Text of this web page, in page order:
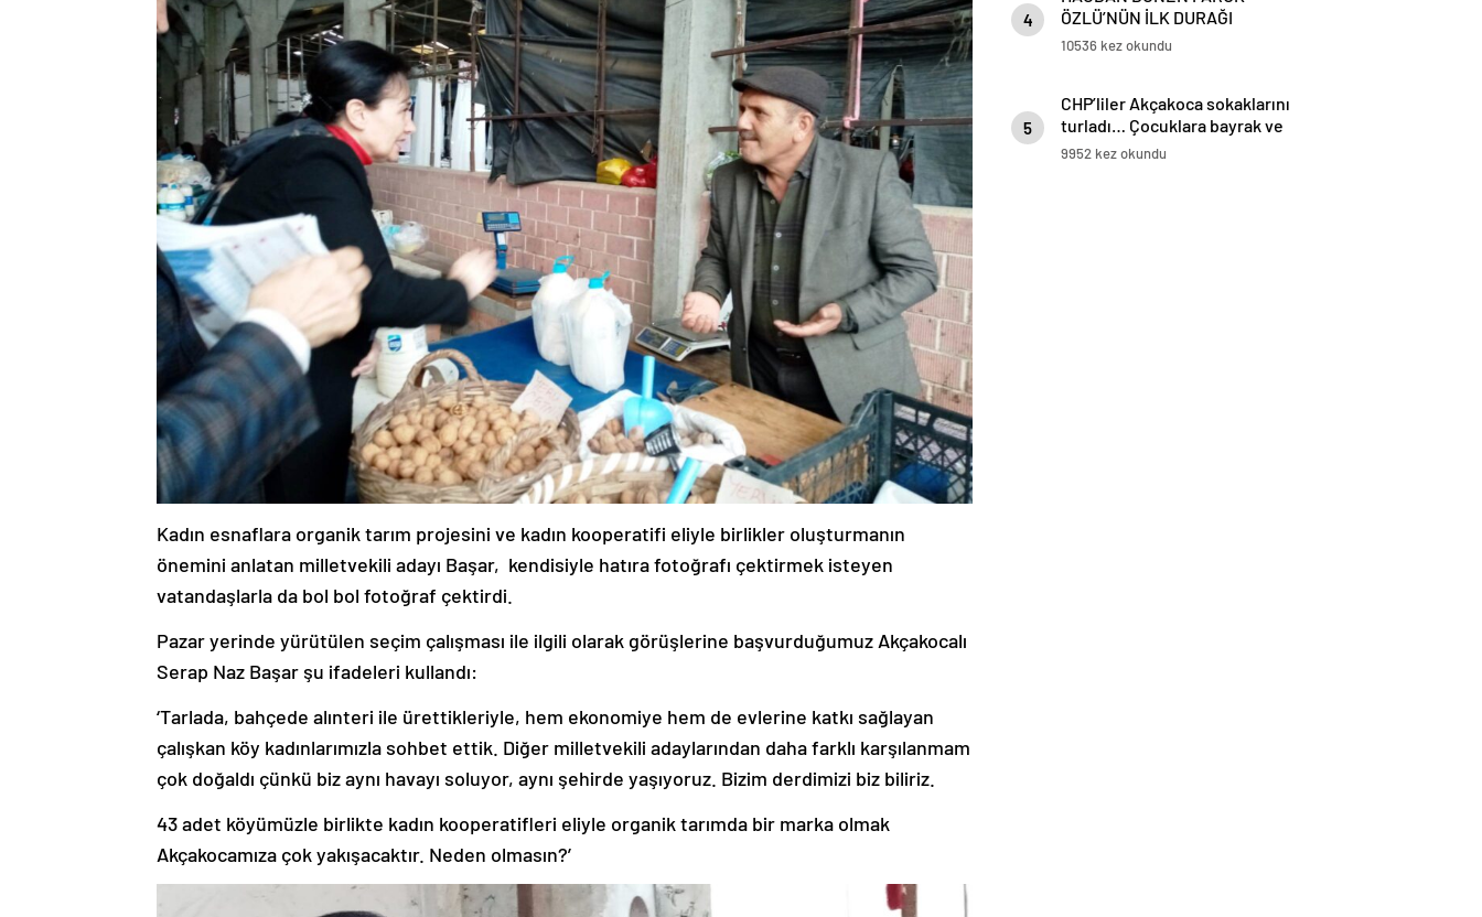
Kadın esnaflara organik tarım projesini ve kadın kooperatifi eliyle birlikler oluşturmanın
önemini anlatan milletvekili adayı Başar, kendisiyle hatıra fotoğrafı çektirmek isteyen
vatandaşlarla da bol bol fotoğraf çektirdi.
Pazar yerinde yürütülen seçim çalışması ile ilgili olarak görüşlerine başvurduğumuz Akçakocalı
Serap Naz Başar şu ifadeleri kullandı:
‘Tarlada, bahçede alınteri ile ürettikleriyle, hem ekonomiye hem de evlerine katkı sağlayan
çalışkan köy kadınlarımızla sohbet ettik. Diğer milletvekili adaylarından daha farklı karşılanmam
çok doğaldı çünkü biz aynı havayı soluyor, aynı şehirde yaşıyoruz. Bizim derdimizi biz biliriz.
43 adet köyümüzle birlikte kadın kooperatifleri eliyle organik tarımda bir marka olmak
Akçakocamıza çok yakışacaktır. Neden olmasın?’
4
ÖZLÜ’NÜN İLK DURAĞI
AKÇAKOCA OLDU
10536 kez okundu
5
CHP’liler Akçakoca sokaklarını
turladı… Çocuklara bayrak ve
balon dağıttı
9952 kez okundu